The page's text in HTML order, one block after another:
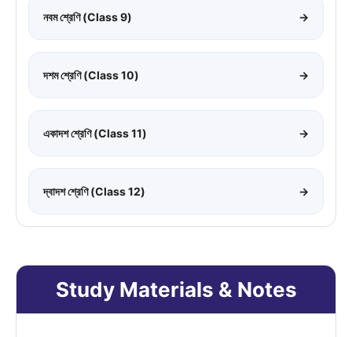
নবম শ্রেণি (Class 9) →
দশম শ্রেণি (Class 10) →
একাদশ শ্রেণি (Class 11) →
দ্বাদশ শ্রেণি (Class 12) →
Study Materials & Notes